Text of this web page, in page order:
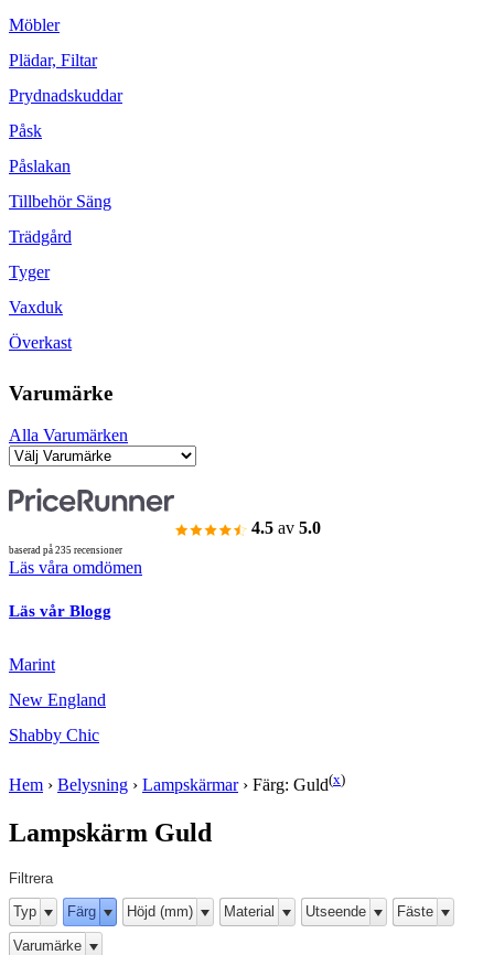
Möbler
Plädar, Filtar
Prydnadskuddar
Påsk
Påslakan
Tillbehör Säng
Trädgård
Tyger
Vaxduk
Överkast
Varumärke
Alla Varumärken
4.5 av 5.0
baserad på 235 recensioner
Läs våra omdömen
Läs vår Blogg
Marint
New England
Shabby Chic
Hem › Belysning › Lampskärmar› Färg: Guld(x)
Lampskärm Guld
Filtrera
Typ
Färg Höjd (mm) Material Utseende Fäste
Varumärke